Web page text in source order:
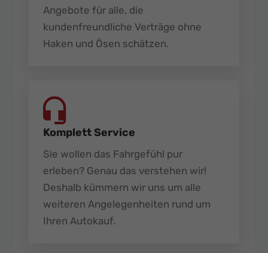
Angebote für alle, die
kundenfreundliche Verträge ohne
Haken und Ösen schätzen.
Komplett Service
Sie wollen das Fahrgefühl pur
erleben? Genau das verstehen wir!
Deshalb kümmern wir uns um alle
weiteren Angelegenheiten rund um
Ihren Autokauf.